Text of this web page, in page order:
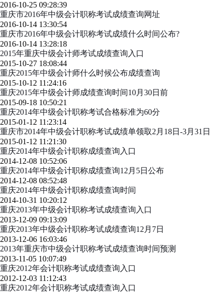
2016-10-25 09:28:39
重庆市2016年中级会计职称考试成绩查询网址
2016-10-14 13:30:54
重庆市2016年中级会计职称考试成绩什么时间公布?
2016-10-14 13:28:18
2015年重庆中级会计师考试成绩查询入口
2015-10-27 18:08:44
重庆2015年中级会计师什么时候公布成绩查询
2015-10-12 11:24:16
重庆2015年中级会计师成绩查询时间10月30日前
2015-09-18 10:50:21
重庆2014年中级会计职称考试合格标准为60分
2015-01-12 11:23:14
重庆市2014年中级会计职称考试成绩单领取2月18日-3月31日
2015-01-12 11:21:30
重庆2014年中级会计职称成绩查询入口
2014-12-08 10:52:06
重庆2014年中级会计职称成绩查询12月5日公布
2014-12-08 08:52:48
重庆2014年中级会计职称成绩查询时间
2014-10-31 10:20:12
重庆2013年中级会计职称考试成绩查询入口
2013-12-09 09:13:09
重庆2013年中级会计职称考试成绩查询12月7日
2013-12-06 16:03:46
2013年重庆市中级会计职称考试成绩查询时间预测
2013-11-05 10:07:49
重庆2012年会计职称考试成绩查询入口
2012-12-03 11:12:43
重庆2012年会计职称考试成绩查询入口